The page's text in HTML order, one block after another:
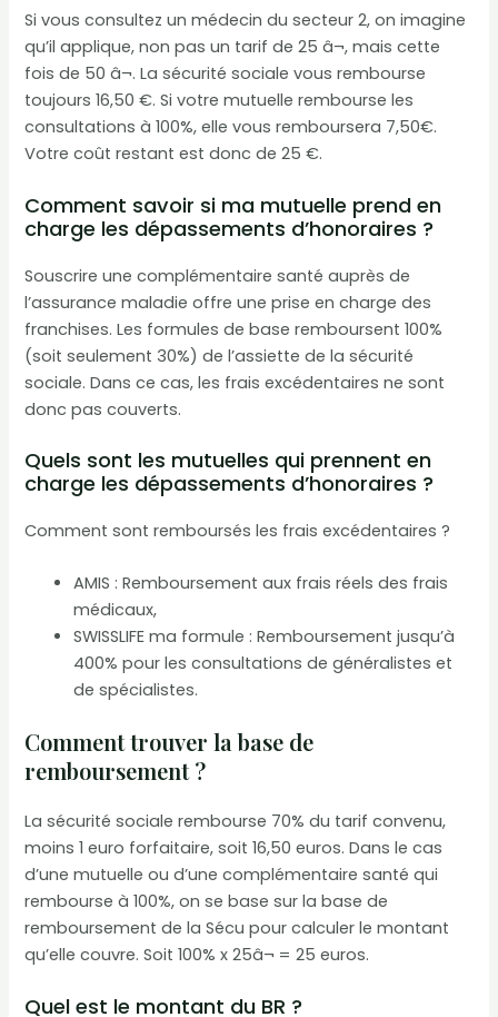
Si vous consultez un médecin du secteur 2, on imagine
qu’il applique, non pas un tarif de 25 â¬, mais cette
fois de 50 â¬. La sécurité sociale vous rembourse
toujours 16,50 €. Si votre mutuelle rembourse les
consultations à 100%, elle vous remboursera 7,50€.
Votre coût restant est donc de 25 €.
Comment savoir si ma mutuelle prend en
charge les dépassements d’honoraires ?
Souscrire une complémentaire santé auprès de
l’assurance maladie offre une prise en charge des
franchises. Les formules de base remboursent 100%
(soit seulement 30%) de l’assiette de la sécurité
sociale. Dans ce cas, les frais excédentaires ne sont
donc pas couverts.
Quels sont les mutuelles qui prennent en
charge les dépassements d’honoraires ?
Comment sont remboursés les frais excédentaires ?
AMIS : Remboursement aux frais réels des frais
médicaux,
SWISSLIFE ma formule : Remboursement jusqu’à
400% pour les consultations de généralistes et
de spécialistes.
Comment trouver la base de
remboursement ?
La sécurité sociale rembourse 70% du tarif convenu,
moins 1 euro forfaitaire, soit 16,50 euros. Dans le cas
d’une mutuelle ou d’une complémentaire santé qui
rembourse à 100%, on se base sur la base de
remboursement de la Sécu pour calculer le montant
qu’elle couvre. Soit 100% x 25â¬ = 25 euros.
Quel est le montant du BR ?